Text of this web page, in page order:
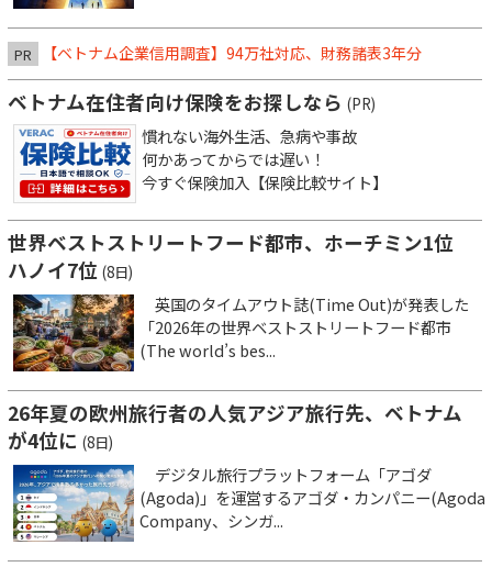
PR 【ベトナム企業信用調査】94万社対応、財務諸表3年分
ベトナム在住者向け保険をお探しなら (PR)
慣れない海外生活、急病や事故
何かあってからでは遅い！
今すぐ保険加入【保険比較サイト】
世界ベストストリートフード都市、ホーチミン1位
ハノイ7位 (8日)
英国のタイムアウト誌(Time Out)が発表した
「2026年の世界ベストストリートフード都市
(The world’s bes...
26年夏の欧州旅行者の人気アジア旅行先、ベトナム
が4位に (8日)
デジタル旅行プラットフォーム「アゴダ
(Agoda)」を運営するアゴダ・カンパニー(Agoda
Company、シンガ...